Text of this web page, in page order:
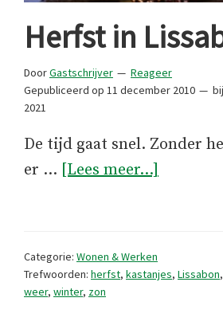
Herfst in
DoorGastschrijver
Reageer
Gepubliceerd op 11 december 2010
2021
De tijd gaat snel. Zonder
er … [Lees meer...]
Categorie: Wonen & Werken
Trefwoorden: herfst, kastanjes, Lissabon,
weer, winter, zon